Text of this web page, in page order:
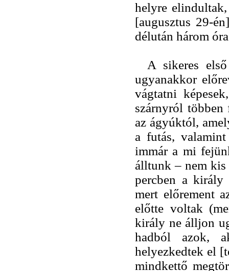
helyre
[augusztus 29-
délután három
A sikeres
ugyanakkor
vágtatni
szárnyról többen
az ágyúktól,
a futás,
immár a mi
álltunk – nem
percben a király
mert előrement
előtte voltak
király ne álljon
hadból azok,
helyezkedtek el
mindkettő